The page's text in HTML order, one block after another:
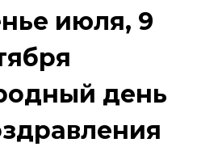
июля, 9
день